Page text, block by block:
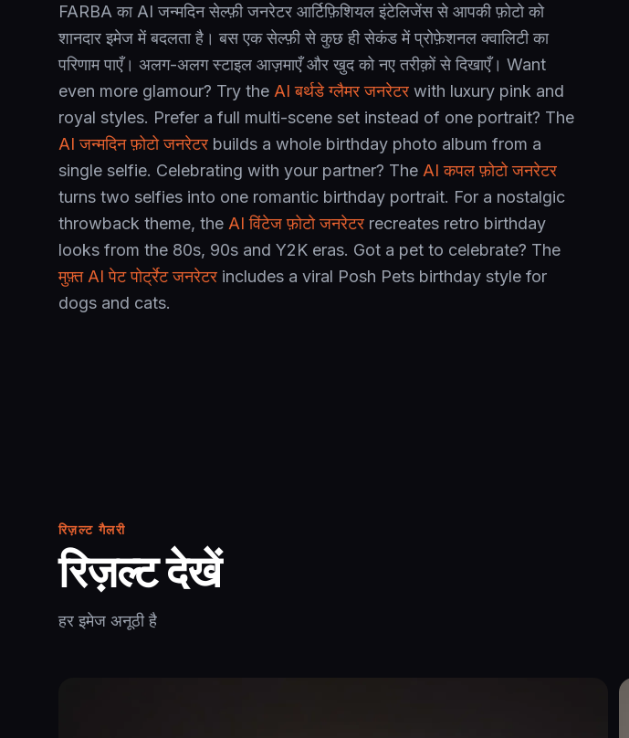
FARBA का AI जन्मदिन सेल्फ़ी जनरेटर आर्टिफ़िशियल इंटेलिजेंस से आपकी फ़ोटो को
शानदार इमेज में बदलता है। बस एक सेल्फ़ी से कुछ ही सेकंड में प्रोफ़ेशनल क्वालिटी का
परिणाम पाएँ। अलग-अलग स्टाइल आज़माएँ और खुद को नए तरीक़ों से दिखाएँ। Want
even more glamour? Try the AI बर्थडे ग्लैमर जनरेटर with luxury pink and
royal styles. Prefer a full multi-scene set instead of one portrait? The
AI जन्मदिन फ़ोटो जनरेटर builds a whole birthday photo album from a
single selfie. Celebrating with your partner? The AI कपल फ़ोटो जनरेटर
turns two selfies into one romantic birthday portrait. For a nostalgic
throwback theme, the AI विंटेज फ़ोटो जनरेटर recreates retro birthday
looks from the 80s, 90s and Y2K eras. Got a pet to celebrate? The
मुफ़्त AI पेट पोर्ट्रेट जनरेटर includes a viral Posh Pets birthday style for
dogs and cats.
रिज़ल्ट गैलरी
रिज़ल्ट देखें
हर इमेज अनूठी है